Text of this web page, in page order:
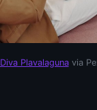
Diva Plavalagunavia